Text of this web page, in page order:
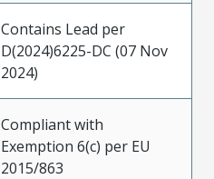
Contains Lead per
D(2024)6225-DC (07 Nov
2024)
Compliant with
Exemption 6(c) per EU
2015/863